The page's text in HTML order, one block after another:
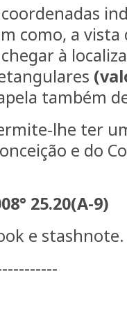
como, a
à
também
lhe ter
e do
25.20(A-9)
e stashnote.